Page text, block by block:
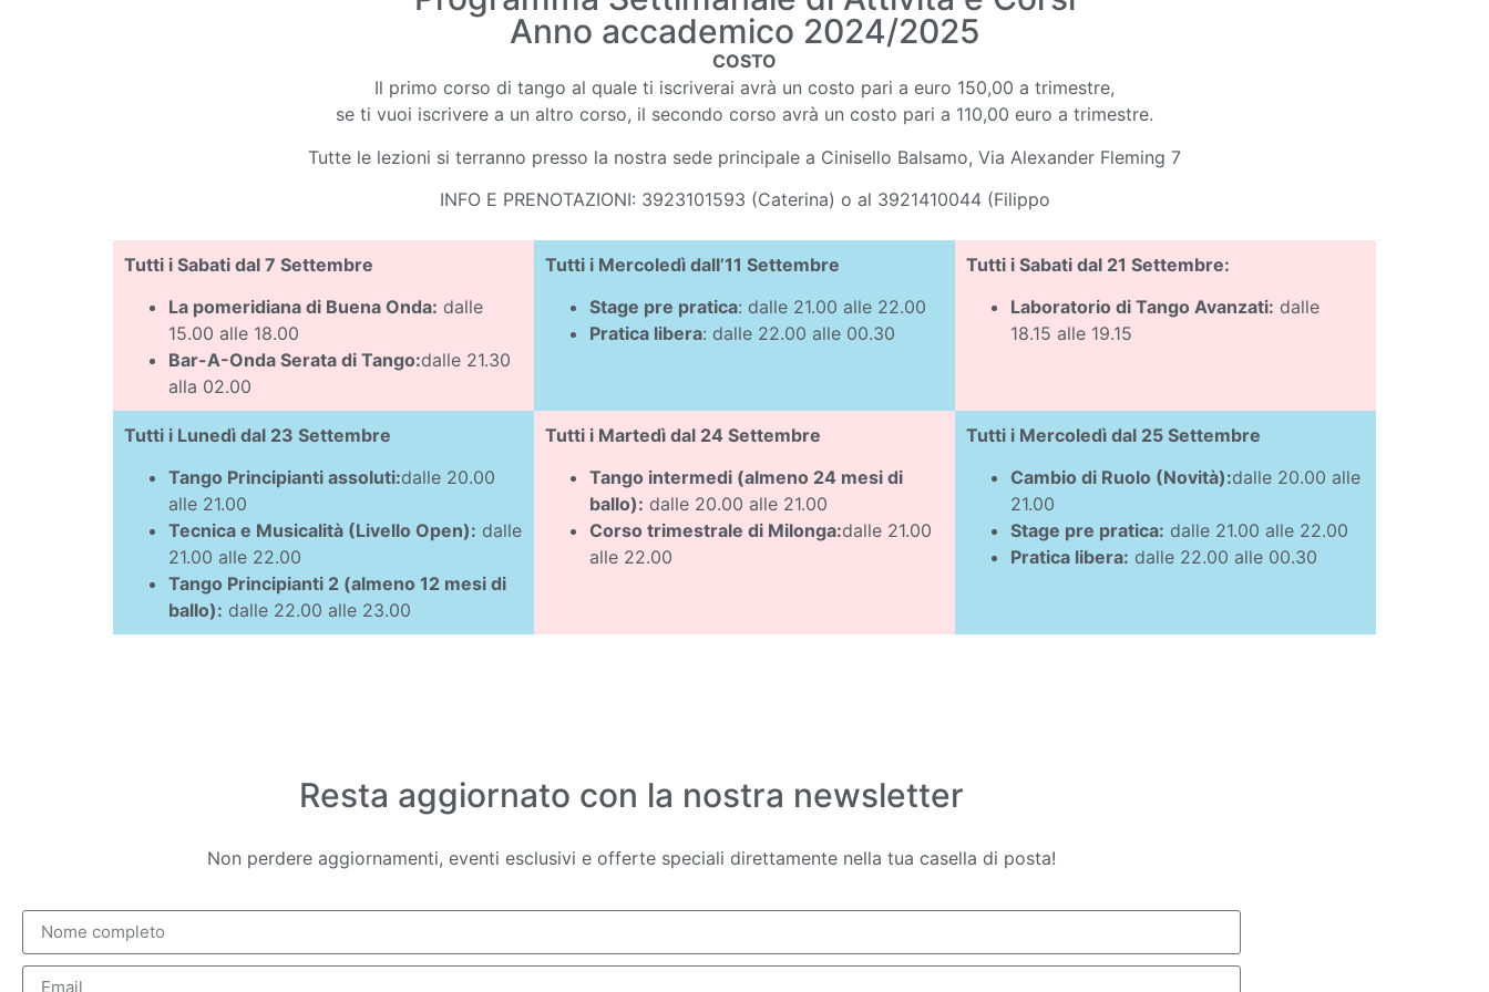
Anno accademico 2024/2025
COSTO
Il primo corso di tango al quale ti iscriverai avrà un costo pari a euro 150,00 a trimestre,
se ti vuoi iscrivere a un altro corso, il secondo corso avrà un costo pari a 110,00 euro a trimestre.
Tutte le lezioni si terranno presso la nostra sede principale a Cinisello Balsamo, Via Alexander Fleming 7
INFO E PRENOTAZIONI: 3923101593 (Caterina) o al 3921410044 (Filippo
Tutti i Sabati dal 7 Settembre
La pomeridiana di Buena Onda: dalle
15.00 alle 18.00
Bar-A-Onda Serata di Tango:dalle 21.30
alla 02.00
Tutti i Mercoledì dall’11 Settembre
Stage pre pratica: dalle 21.00 alle 22.00
Pratica libera: dalle 22.00 alle 00.30
Tutti i Sabati dal 21 Settembre:
Laboratorio di Tango Avanzati: dalle
18.15 alle 19.15
Tutti i Lunedì dal 23 Settembre
Tango Principianti assoluti:dalle 20.00
alle 21.00
Tecnica e Musicalità (Livello Open): dalle
21.00 alle 22.00
Tango Principianti 2 (almeno 12 mesi di
ballo): dalle 22.00 alle 23.00
Tutti i Martedì dal 24 Settembre
Tango intermedi (almeno 24 mesi di
ballo): dalle 20.00 alle 21.00
Corso trimestrale di Milonga:dalle 21.00
alle 22.00
Tutti i Mercoledì dal 25 Settembre
Cambio di Ruolo (Novità):dalle 20.00 alle
21.00
Stage pre pratica: dalle 21.00 alle 22.00
Pratica libera: dalle 22.00 alle 00.30
Resta aggiornato con la nostra newsletter
Non perdere aggiornamenti, eventi esclusivi e offerte speciali direttamente nella tua casella di posta!